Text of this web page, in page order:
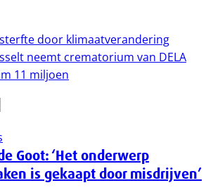
door klimaatverandering
neemt crematorium van DELA
11 miljoen
Goot: ‘Het onderwerp
is gekaapt door misdrijven’